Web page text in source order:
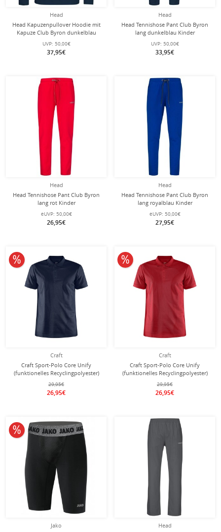
Head
Head Kapuzenpullover Hoodie mit
Kapuze Club Byron dunkelblau
Kinder
UVP: 50,00€
37,95€
Head
Head Tennishose Pant Club Byron
lang dunkelblau Kinder
UVP: 50,00€
33,95€
Head
Head Tennishose Pant Club Byron
lang rot Kinder
eUVP: 50,00€
26,95€
Head
Head Tennishose Pant Club Byron
lang royalblau Kinder
eUVP: 50,00€
27,95€
Craft
Craft Sport-Polo Core Unify
(funktionelles Recyclingpolyester)
dunkelnavyblau Herren
29,95€
26,95€
10% reduziert
Craft
Craft Sport-Polo Core Unify
(funktionelles Recyclingpolyester)
rot Herren
29,95€
26,95€
10% reduziert
Jako
10% reduziert
Head